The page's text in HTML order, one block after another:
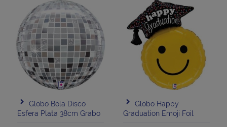
Globo Bola Disco
Esfera Plata 38cm Grabo
Globo Happy
Graduation Emoji Foil